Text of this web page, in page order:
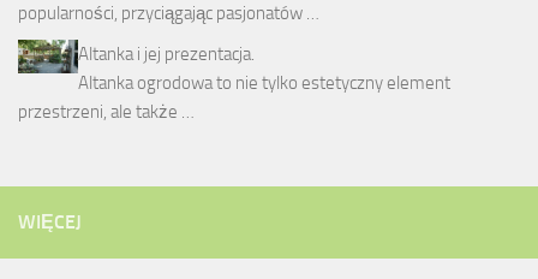
popularności, przyciągając pasjonatów …
Altanka i jej prezentacja.
Altanka ogrodowa to nie tylko estetyczny element
przestrzeni, ale także …
WIĘCEJ